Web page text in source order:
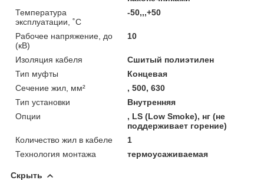
Температура
эксплуатации, ˚С
-50,,,+50
Рабочее напряжение, до
(кВ)
10
Изоляция кабеля
Сшитый полиэтилен
Тип муфты
Концевая
Сечение жил, мм²
, 500, 630
Тип установки
Внутренняя
Опции
, LS (Low Smoke), нг (не
поддерживает горение)
Количество жил в кабеле
1
Технология монтажа
термоусаживаемая
Скрыть